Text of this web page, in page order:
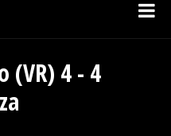
(VR) 4 - 4